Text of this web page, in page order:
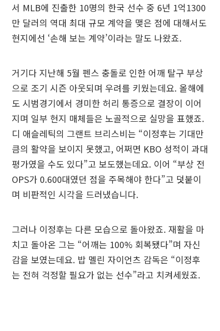
서 MLB에 진출한 10명의 한국 선수 중 6년 1억1300
만 달러의 역대 최대 규모 계약을 맺은 점에 대해서도
현지에선 ‘손해 보는 계약’이라는 말도 나왔죠.
거기다 지난해 5월 펜스 충돌로 인한 어깨 탈구 부상
으로 조기 시즌 아웃되며 우려를 키웠는데요. 올해에
도 시범경기에서 경미한 허리 통증으로 결장이 이어
지며 일부 현지 매체들은 노골적으로 실망을 표했죠.
디 애슬레틱의 그랜트 브리스비는 “이정후는 기대만
큼의 활약을 보이지 못했고, 어쩌면 KBO 성적이 과대
평가였을 수도 있다”고 보도했는데요. 이어 “부상 전
OPS가 0.600대였던 점을 주목해야 한다”고 덧붙이
며 비판적인 시각을 드러냈습니다.
그러나 이정후는 다른 모습으로 돌아왔죠. 재활을 마
치고 돌아온 그는 “어깨는 100% 회복됐다”며 자신
감을 보였는데요. 밥 멜린 자이언츠 감독은 “이정후
는 전혀 걱정할 필요가 없는 선수”라고 치켜세웠죠.